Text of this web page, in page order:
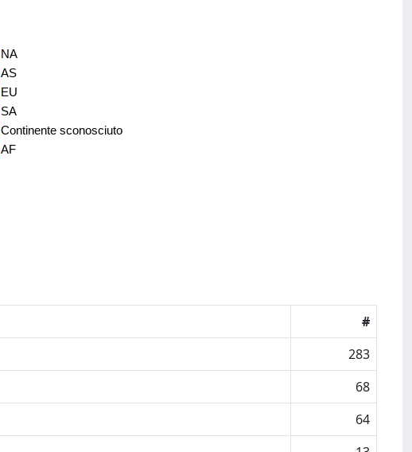
NA
AS
EU
SA
Continente sconosciuto
AF
#
283
68
64